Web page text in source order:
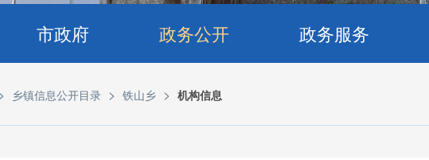
市政府 政务公开 政务服务
乡镇信息公开目录 > 铁山乡 > 机构信息